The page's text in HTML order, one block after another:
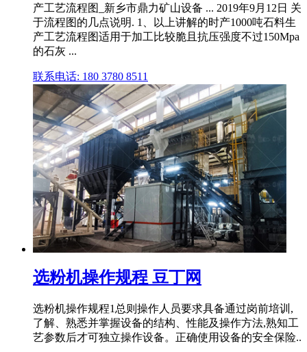
产工艺流程图_新乡市鼎力矿山设备 ... 2019年9月12日 关
于流程图的几点说明. 1、以上讲解的时产1000吨石料生
产工艺流程图适用于加工比较脆且抗压强度不过150Mpa
的石灰 ...
联系电话: 180 3780 8511
选粉机操作规程 豆丁网
选粉机操作规程1总则操作人员要求具备通过岗前培训,
了解、熟悉并掌握设备的结构、性能及操作方法,熟知工
艺参数后才可独立操作设备。正确使用设备的安全保险..